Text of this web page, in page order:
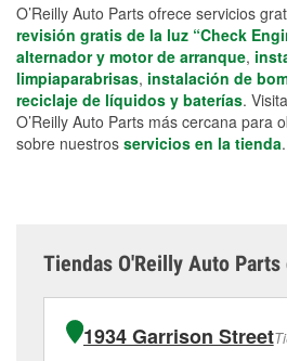
O’Reilly Auto Parts ofrece servicios
revisión gratis de la luz “Check
alternador y motor de arranque,
limpiaparabrisas, instalación de
reciclaje de líquidos y baterías.
O’Reilly Auto Parts más cercana para
sobre nuestros servicios en la tienda.
Tiendas O'Reilly Auto Parts
1934 Garrison Street